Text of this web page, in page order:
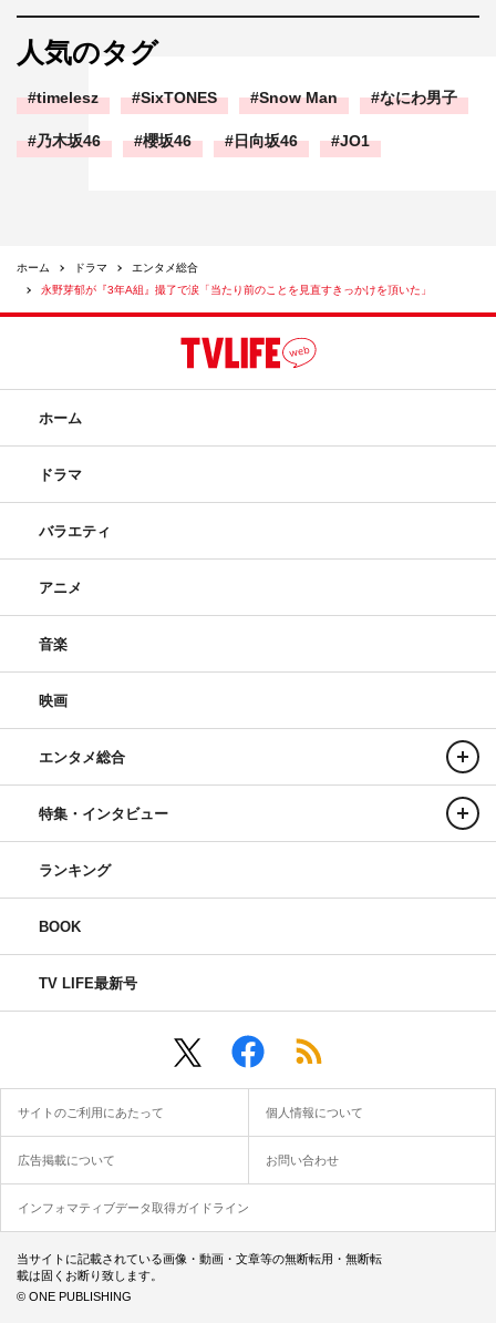
人気のタグ
timelesz SixTONES Snow Man なにわ男子
乃木坂46 櫻坂46 日向坂46 JO1
ホーム ドラマ
エンタメ総合
永野芽郁が『3年A組』撮了で涙「当たり前のことを見直すきっかけを頂いた」
ホーム
ドラマ
バラエティ
アニメ
音楽
映画
エンタメ総合
特集・インタビュー
ランキング
BOOK
TV LIFE最新号
サイトのご利用にあたって 個人情報について
広告掲載について お問い合わせ
インフォマティブデータ取得ガイドライン
当サイトに記載されている画像・動画・文章等の無断転用・無断転
載は固くお断り致します。
© ONE PUBLISHING